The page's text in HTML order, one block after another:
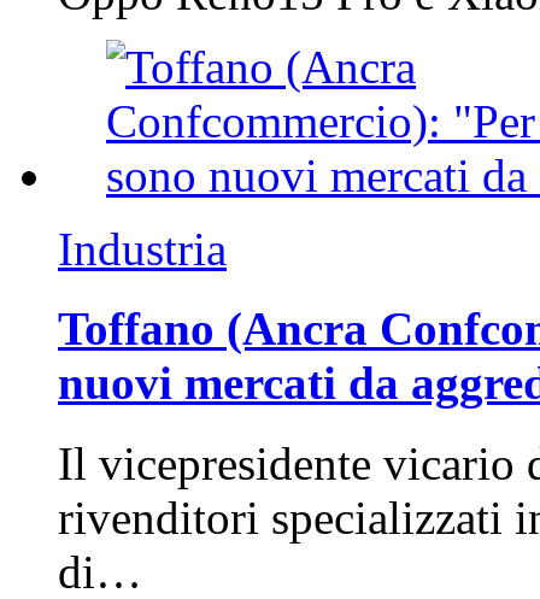
Industria
Toffano (Ancra
nuovi mercati da
Il vicepresidente vicario
rivenditori specializzati
di…